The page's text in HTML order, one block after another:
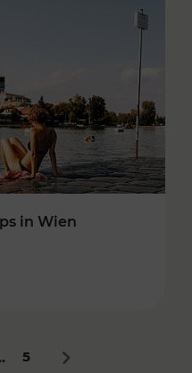
in Wien
5 Nächstes